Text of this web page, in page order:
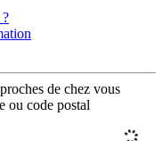
de chez vous
ou code postal